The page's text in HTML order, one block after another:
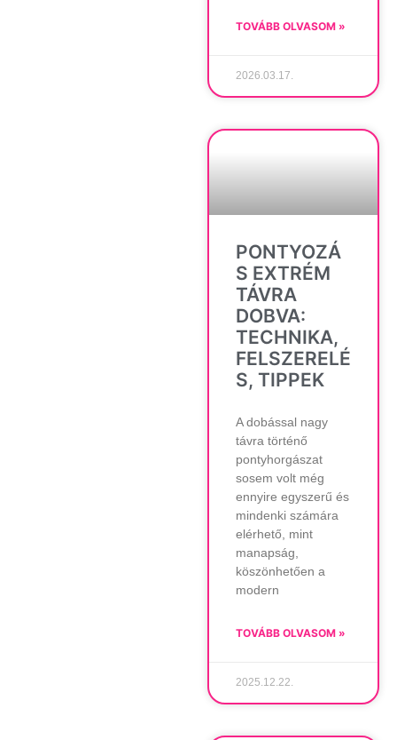
TOVÁBB OLVASOM »
2026.03.17.
PONTYOZÁ
S EXTRÉM
TÁVRA
DOBVA:
TECHNIKA,
FELSZERELÉ
S, TIPPEK
A dobással nagy
távra történő
pontyhorgászat
sosem volt még
ennyire egyszerű és
mindenki számára
elérhető, mint
manapság,
köszönhetően a
modern
TOVÁBB OLVASOM »
2025.12.22.